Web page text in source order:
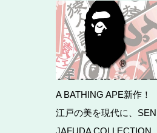
A BATHING APE新作！
江戸の美を現代に、SEN
JAFUDA COLLECTION